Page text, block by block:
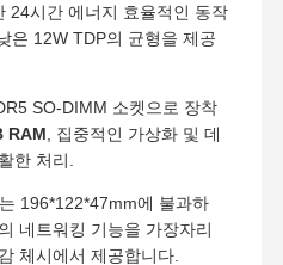
24시간 에너지 효율적인 동작
은 12W TDP의 균형을 제공
SO-DIMM 소켓으로 장착
RAM , 집중적인 가상화 및 데
한 처리.
196*122*47mm에 불과하
네트워킹 기능을 가장자리
체시에서 제공합니다.